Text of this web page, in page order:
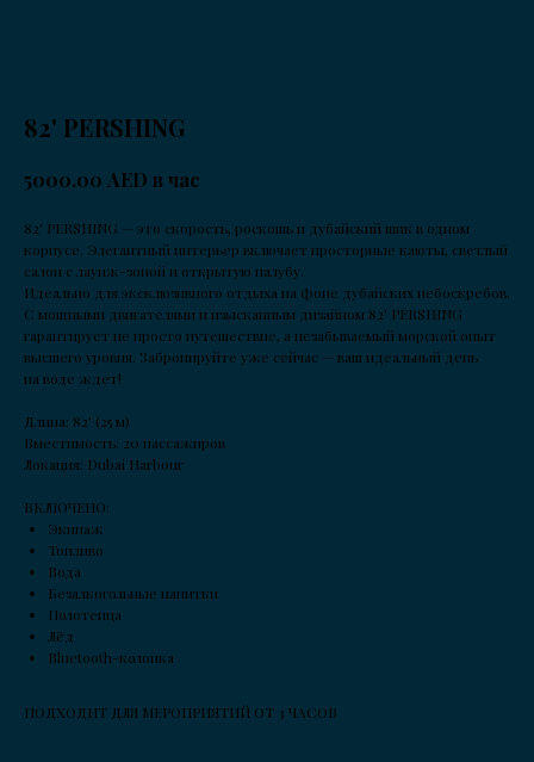
82' PERSHING
5000.00 AED в час
82' PERSHING — это скорость, роскошь и дубайский шик в одном
корпусе. Элегантный интерьер включает просторные каюты, светлый
салон с лаунж-зоной и открытую палубу.
Идеально для эксклюзивного отдыха на фоне дубайских небоскребов.
С мощными двигателями и изысканным дизайном 82' PERSHING
гарантирует не просто путешествие, а незабываемый морской опыт
высшего уровня. Забронируйте уже сейчас — ваш идеальный день
на воде ждет!
Длина: 82' (25 м)
Вместимость: 20 пассажиров
Локация: Dubai Harbour
ВКЛЮЧЕНО:
Экипаж
Топливо
Вода
Безалкогольные напитки
Полотенца
Лёд
Bluetooth-колонка
ПОДХОДИТ ДЛЯ МЕРОПРИЯТИЙ ОТ 3 ЧАСОВ